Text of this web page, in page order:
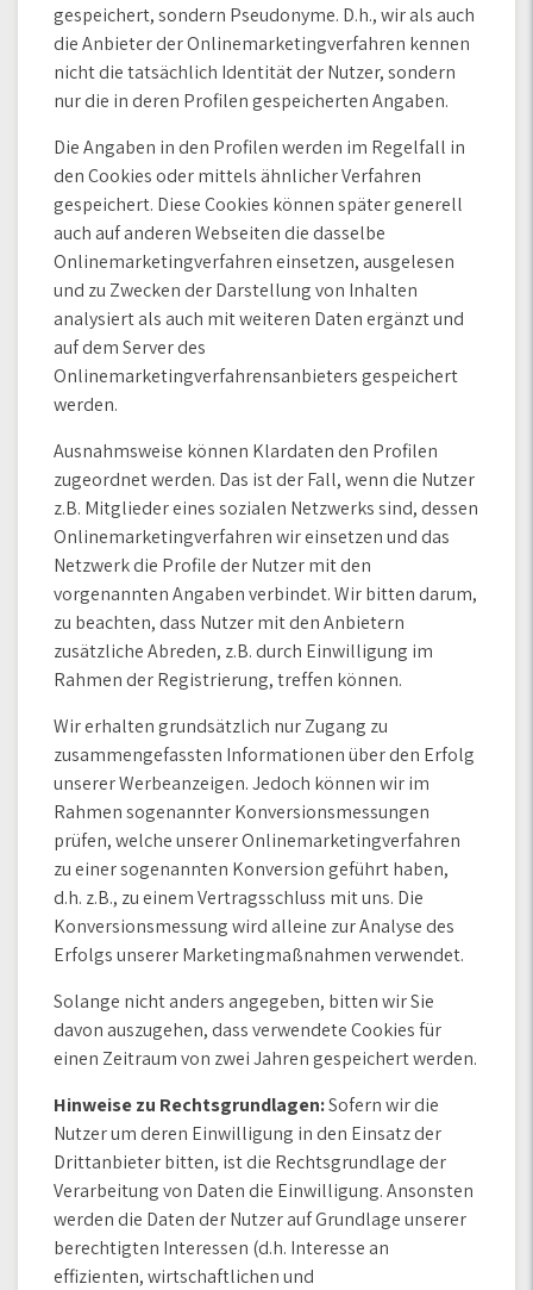
gespeichert, sondern Pseudonyme. D.h., wir als auch
die Anbieter der Onlinemarketingverfahren kennen
nicht die tatsächlich Identität der Nutzer, sondern
nur die in deren Profilen gespeicherten Angaben.
Die Angaben in den Profilen werden im Regelfall in
den Cookies oder mittels ähnlicher Verfahren
gespeichert. Diese Cookies können später generell
auch auf anderen Webseiten die dasselbe
Onlinemarketingverfahren einsetzen, ausgelesen
und zu Zwecken der Darstellung von Inhalten
analysiert als auch mit weiteren Daten ergänzt und
auf dem Server des
Onlinemarketingverfahrensanbieters gespeichert
werden.
Ausnahmsweise können Klardaten den Profilen
zugeordnet werden. Das ist der Fall, wenn die Nutzer
z.B. Mitglieder eines sozialen Netzwerks sind, dessen
Onlinemarketingverfahren wir einsetzen und das
Netzwerk die Profile der Nutzer mit den
vorgenannten Angaben verbindet. Wir bitten darum,
zu beachten, dass Nutzer mit den Anbietern
zusätzliche Abreden, z.B. durch Einwilligung im
Rahmen der Registrierung, treffen können.
Wir erhalten grundsätzlich nur Zugang zu
zusammengefassten Informationen über den Erfolg
unserer Werbeanzeigen. Jedoch können wir im
Rahmen sogenannter Konversionsmessungen
prüfen, welche unserer Onlinemarketingverfahren
zu einer sogenannten Konversion geführt haben,
d.h. z.B., zu einem Vertragsschluss mit uns. Die
Konversionsmessung wird alleine zur Analyse des
Erfolgs unserer Marketingmaßnahmen verwendet.
Solange nicht anders angegeben, bitten wir Sie
davon auszugehen, dass verwendete Cookies für
einen Zeitraum von zwei Jahren gespeichert werden.
Hinweise zu Rechtsgrundlagen:Sofern wir die
Nutzer um deren Einwilligung in den Einsatz der
Drittanbieter bitten, ist die Rechtsgrundlage der
Verarbeitung von Daten die Einwilligung. Ansonsten
werden die Daten der Nutzer auf Grundlage unserer
berechtigten Interessen (d.h. Interesse an
effizienten, wirtschaftlichen und